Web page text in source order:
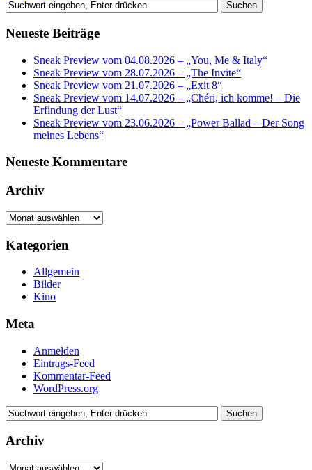
Neueste Beiträge
Sneak Preview vom 04.08.2026 – „You, Me & Italy“
Sneak Preview vom 28.07.2026 – „The Invite“
Sneak Preview vom 21.07.2026 – „Exit 8“
Sneak Preview vom 14.07.2026 – „Chéri, ich komme! – Die
Erfindung der Lust“
Sneak Preview vom 23.06.2026 – „Power Ballad – Der Song
meines Lebens“
Neueste Kommentare
Archiv
Archiv
Kategorien
Allgemein
Bilder
Kino
Meta
Anmelden
Eintrags-Feed
Kommentar-Feed
WordPress.org
Archiv
Archiv